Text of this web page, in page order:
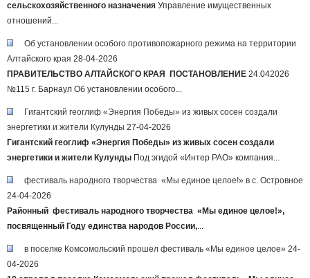
сельскохозяйственного назначения Управление имущественных
отношений...
Об установлении особого противопожарного режима на территории
Алтайского края 28-04-2026
ПРАВИТЕЛЬСТВО АЛТАЙСКОГО КРАЯ
ПОСТАНОВЛЕНИЕ 24.042026
№115 г. Барнаул Об установлении особого...
Гигантский геоглиф «Энергия Победы» из живых сосен создали
энергетики и жители Кулунды 27-04-2026
Гигантский геоглиф «Энергия Победы» из живых сосен создали
энергетики и жители Кулунды Под эгидой «Интер РАО» компания...
фестиваль народного творчества «Мы единое целое!» в с. Островное
24-04-2026
Районный фестиваль народного творчества «Мы единое целое!»,
посвященный Году единства народов России,...
в поселке Комсомольский прошел фестиваль «Мы единое целое» 24-
04-2026